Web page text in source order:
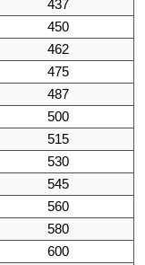
437
450
462
475
487
500
515
530
545
560
580
600